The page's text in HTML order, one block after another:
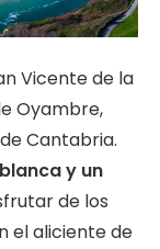
Vicente de la
Oyambre,
Cantabria.
y un
de los
el aliciente de